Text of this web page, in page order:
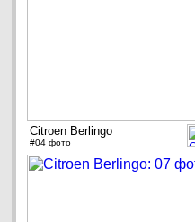
Citroen Berlingo
#04 фото